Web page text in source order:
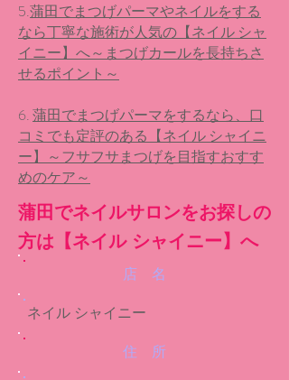
5.蒲田でまつげパーマやネイルをする
なら丁寧な施術が人気の【ネイル シャ
イニー】へ～まつげカールを長持ちさ
せるポイント～
6.蒲田でまつげパーマをするなら、口
コミでも定評のある【ネイル シャイニ
ー】～フサフサまつげを目指すおすす
めのケア～
蒲田でネイルサロンをお探しの
方は【ネイル シャイニー】へ
店 名
ネイル シャイニー
​住 所